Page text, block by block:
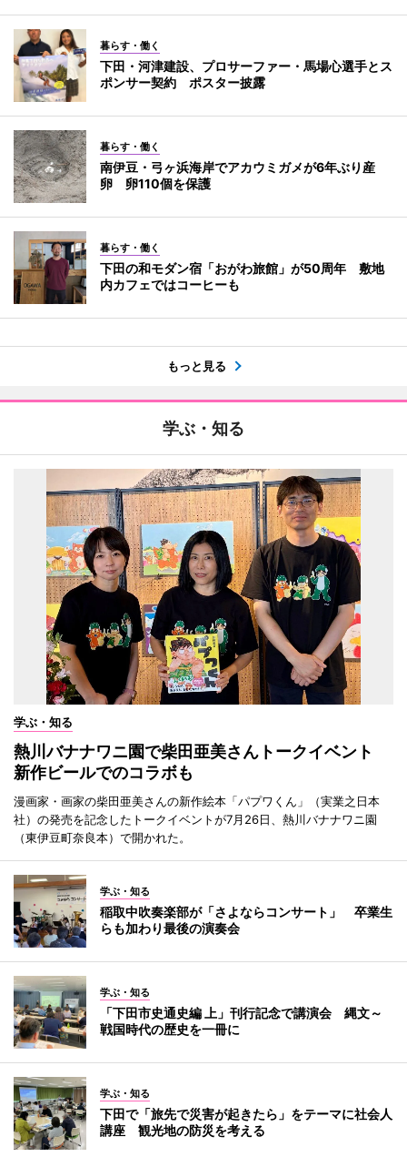
暮らす・働く
下田・河津建設、プロサーファー・馬場心選手とス
ポンサー契約 ポスター披露
暮らす・働く
南伊豆・弓ヶ浜海岸でアカウミガメが6年ぶり産
卵 卵110個を保護
暮らす・働く
下田の和モダン宿「おがわ旅館」が50周年 敷地
内カフェではコーヒーも
もっと見る
学ぶ・知る
学ぶ・知る
熱川バナナワニ園で柴田亜美さんトークイベント
新作ビールでのコラボも
漫画家・画家の柴田亜美さんの新作絵本「パプワくん」（実業之日本
社）の発売を記念したトークイベントが7月26日、熱川バナナワニ園
（東伊豆町奈良本）で開かれた。
学ぶ・知る
稲取中吹奏楽部が「さよならコンサート」 卒業生
らも加わり最後の演奏会
学ぶ・知る
「下田市史通史編 上」刊行記念で講演会 縄文～
戦国時代の歴史を一冊に
学ぶ・知る
下田で「旅先で災害が起きたら」をテーマに社会人
講座 観光地の防災を考える